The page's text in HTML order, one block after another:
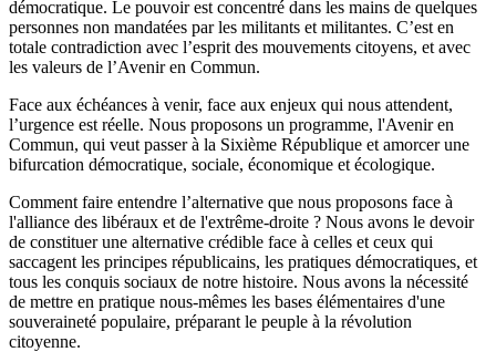
démocratique. Le pouvoir est concentré dans les mains de quelques
personnes non mandatées par les militants et militantes. C’est en
totale contradiction avec l’esprit des mouvements citoyens, et avec
les valeurs de l’Avenir en Commun.
Face aux échéances à venir, face aux enjeux qui nous attendent,
l’urgence est réelle. Nous proposons un programme, l'Avenir en
Commun, qui veut passer à la Sixième République et amorcer une
bifurcation démocratique, sociale, économique et écologique.
Comment faire entendre l’alternative que nous proposons face à
l'alliance des libéraux et de l'extrême-droite ? Nous avons le devoir
de constituer une alternative crédible face à celles et ceux qui
saccagent les principes républicains, les pratiques démocratiques, et
tous les conquis sociaux de notre histoire. Nous avons la nécessité
de mettre en pratique nous-mêmes les bases élémentaires d'une
souveraineté populaire, préparant le peuple à la révolution
citoyenne.